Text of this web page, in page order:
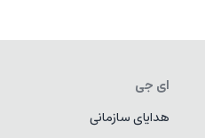
ای جی
هدایای سازمانی